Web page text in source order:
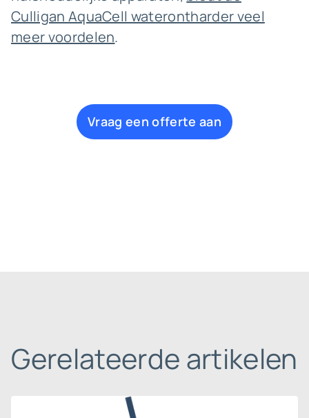
Culligan AquaCell waterontharder veel
meer voordelen.
Vraag een offerte aan
Gerelateerde artikelen